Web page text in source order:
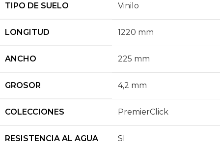
TIPO DE SUELO Vinilo
LONGITUD 1220 mm
ANCHO 225 mm
GROSOR 4,2 mm
COLECCIONES PremierClick
RESISTENCIA AL AGUA SI